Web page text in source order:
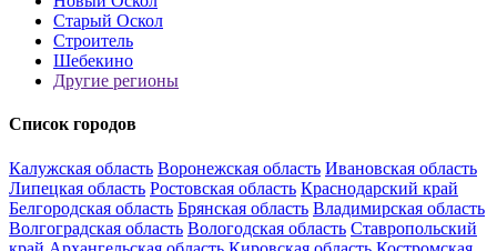
Старый Оскол
Строитель
Шебекино
Другие регионы
Список городов
Калужская область Воронежская область Ивановская область
Липецкая область Ростовская область Краснодарский край
Белгородская область Брянская область Владимирская область
Волгоградская область Вологодская область Ставропольский